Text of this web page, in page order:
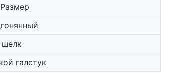
Размер
шелк
галстук